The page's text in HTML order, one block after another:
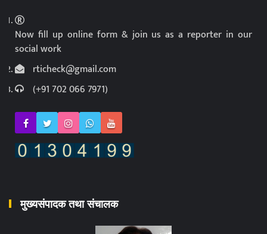
Now fill up online form & join us as a reporter in our
social work
rticheck@gmail.com
(+91 702 066 7971)
मुख्यसंपादक तथा संचालक